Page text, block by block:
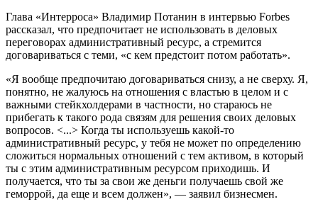
Глава «Интерроса» Владимир Потанин в интервью Forbes
рассказал, что предпочитает не использовать в деловых
переговорах административный ресурс, а стремится
договариваться с теми, «с кем предстоит потом работать».
«Я вообще предпочитаю договариваться снизу, а не сверху. Я,
понятно, не жалуюсь на отношения с властью в целом и с
важными стейкхолдерами в частности, но стараюсь не
прибегать к такого рода связям для решения своих деловых
вопросов. <...> Когда ты используешь какой-то
административный ресурс, у тебя не может по определению
сложиться нормальных отношений с тем активом, в который
ты с этим административным ресурсом приходишь. И
получается, что ты за свои же деньги получаешь свой же
геморрой, да еще и всем должен», — заявил бизнесмен.